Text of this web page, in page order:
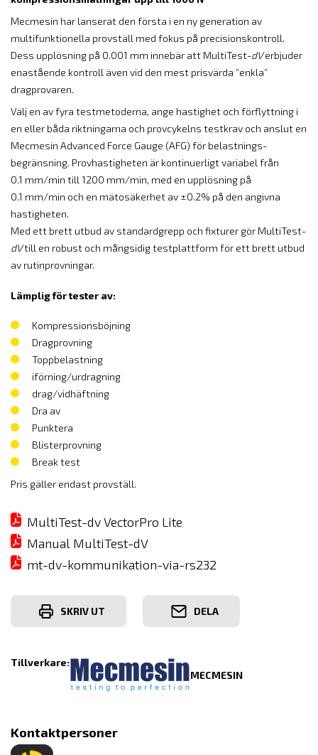
Mecmesin har lanserat den första i en ny generation av
multifunktionella provställ med fokus på precisionskontroll.
Dess upplösning på 0.001 mm innebär att MultiTest-dVerbjuder
enastående kontroll även vid den mest prisvärda ”enkla”
dragprovaren.
Välj en av fyra testmetoderna, ange hastighet och förflyttning i
en eller båda riktningarna och provcykelns testkrav och anslut en
Mecmesin Advanced Force Gauge (AFG) för belastnings-
begränsning. Provhastigheten är kontinuerligt variabel från
0.1 mm/min till 1200 mm/min, med en upplösning på
0.1 mm/min och en mätosäkerhet av ±0.2% på den angivna
hastigheten.
Med ett brett utbud av standardgrepp och fixturer gör MultiTest-
dVtill en robust och mångsidig testplattform för ett brett utbud
av rutinprovningar.
Lämplig för tester av:
Kompressionsböjning
Dragprovning
Toppbelastning
iförning/urdragning
drag/vidhäftning
Dra av
Punktera
Blisterprovning
Break test
Pris gäller endast provställ.
MultiTest-dv VectorPro Lite
Manual MultiTest-dV
mt-dv-kommunikation-via-rs232
SKRIV UT DELA
Tillverkare:
MECMESIN
Kontaktpersoner